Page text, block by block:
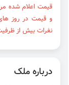
قیمت اعلام شده
و قیمت در روز
نفرات بیش از
درباره ملک